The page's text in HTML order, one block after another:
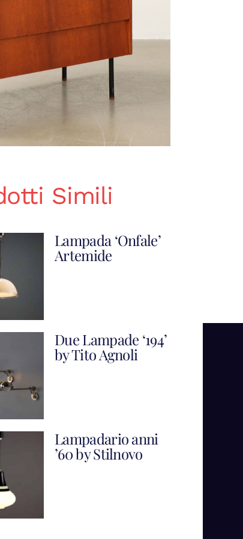
Simili
Lampada ‘Onfale’
Artemide
Due Lampade ‘194’
by Tito Agnoli
Lampadario anni
’60 by Stilnovo